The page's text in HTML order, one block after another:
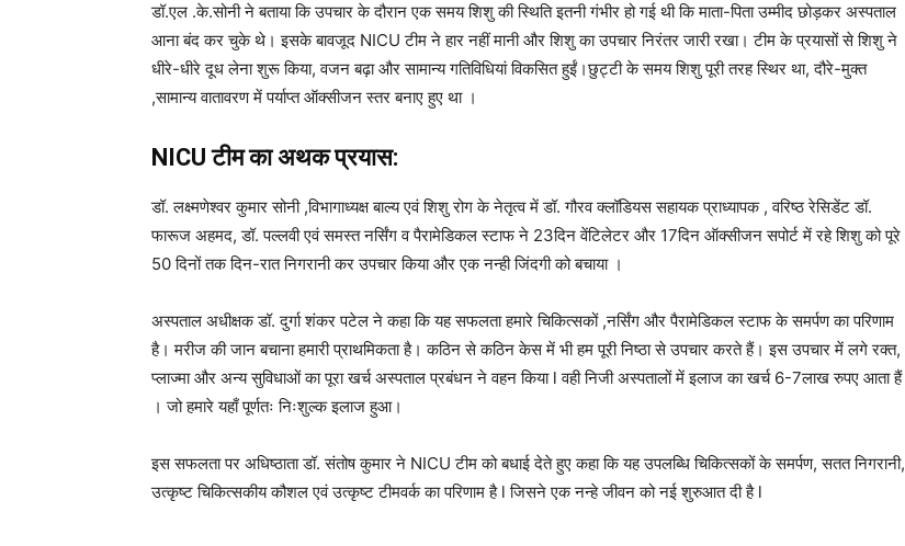
डॉ.एल .के.सोनी ने बताया कि उपचार के दौरान एक समय शिशु की स्थिति इतनी गंभीर हो गई थी कि माता-पिता उम्मीद छोड़कर अस्पताल
आना बंद कर चुके थे। इसके बावजूद NICU टीम ने हार नहीं मानी और शिशु का उपचार निरंतर जारी रखा। टीम के प्रयासों से शिशु ने
धीरे-धीरे दूध लेना शुरू किया, वजन बढ़ा और सामान्य गतिविधियां विकसित हुईं।छुट्टी के समय शिशु पूरी तरह स्थिर था, दौरे-मुक्त
,सामान्य वातावरण में पर्याप्त ऑक्सीजन स्तर बनाए हुए था ।
NICU टीम का अथक प्रयास:
डॉ. लक्ष्मणेश्वर कुमार सोनी ,विभागाध्यक्ष बाल्य एवं शिशु रोग के नेतृत्व में डॉ. गौरव क्लॉडियस सहायक प्राध्यापक , वरिष्ठ रेसिडेंट डॉ.
फारूज अहमद, डॉ. पल्लवी एवं समस्त नर्सिंग व पैरामेडिकल स्टाफ ने 23दिन वेंटिलेटर और 17दिन ऑक्सीजन सपोर्ट में रहे शिशु को पूरे
50 दिनों तक दिन-रात निगरानी कर उपचार किया और एक नन्ही जिंदगी को बचाया ।
अस्पताल अधीक्षक डॉ. दुर्गा शंकर पटेल ने कहा कि यह सफलता हमारे चिकित्सकों ,नर्सिंग और पैरामेडिकल स्टाफ के समर्पण का परिणाम
है। मरीज की जान बचाना हमारी प्राथमिकता है। कठिन से कठिन केस में भी हम पूरी निष्ठा से उपचार करते हैं। इस उपचार में लगे रक्त,
प्लाज्मा और अन्य सुविधाओं का पूरा खर्च अस्पताल प्रबंधन ने वहन किया l वही निजी अस्पतालों में इलाज का खर्च 6-7लाख रुपए आता हैं
। जो हमारे यहाँ पूर्णतः निःशुल्क इलाज हुआ।
इस सफलता पर अधिष्ठाता डॉ. संतोष कुमार ने NICU टीम को बधाई देते हुए कहा कि यह उपलब्धि चिकित्सकों के समर्पण, सतत निगरानी,
उत्कृष्ट चिकित्सकीय कौशल एवं उत्कृष्ट टीमवर्क का परिणाम है l जिसने एक नन्हे जीवन को नई शुरुआत दी है l